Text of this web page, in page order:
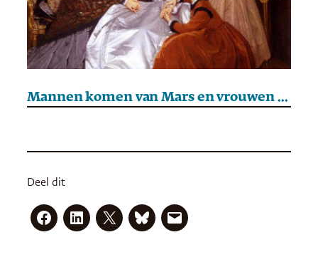
Mannen komen van Mars en vrouwen ook
Deel dit